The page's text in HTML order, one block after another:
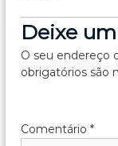
e
P
Deixe
O seu endereço
obrigatórios são
Comentário*